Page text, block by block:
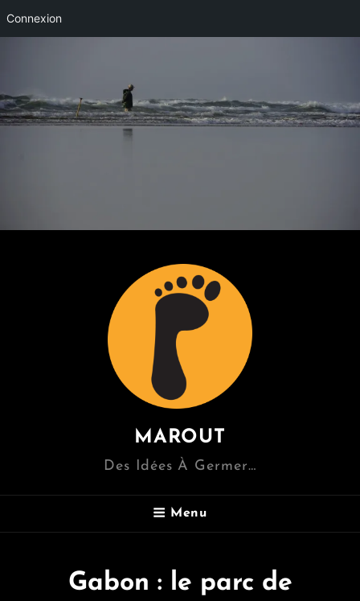
Connexion
MAROUT
Des Idées À Germer…
Menu
Gabon : le parc de